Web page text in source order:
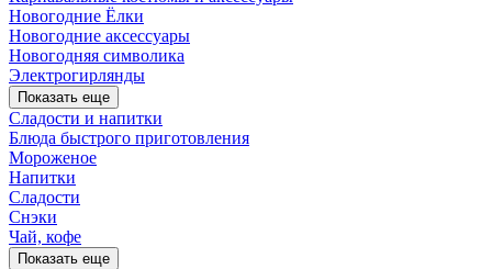
Новогодние Ёлки
Новогодние аксессуары
Новогодняя символика
Электрогирлянды
Показать еще
Сладости и напитки
Блюда быстрого приготовления
Мороженое
Напитки
Сладости
Снэки
Чай, кофе
Показать еще